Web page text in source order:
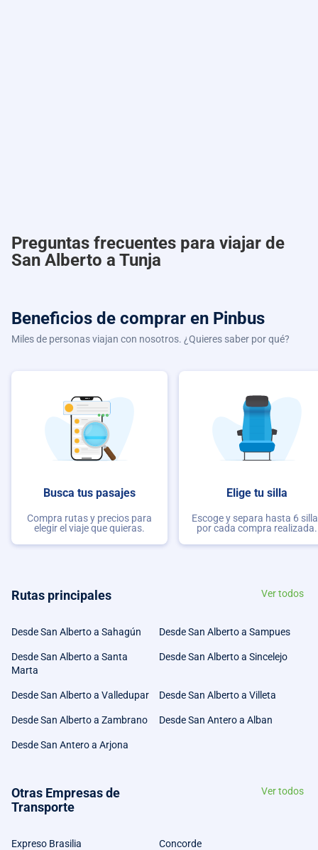
Preguntas frecuentes para viajar de
San Alberto a Tunja
Beneficios de comprar en Pinbus
Miles de personas viajan con nosotros. ¿Quieres saber por qué?
Busca tus pasajes
Compra rutas y precios para
elegir el viaje que quieras.
Elige tu silla
Escoge y separa hasta 6
por cada compra realizada.
Rutas principales Ver todos
Desde San Alberto a Sahagún Desde San Alberto a Sampues
Desde San Alberto a Santa
Marta
Desde San Alberto a Sincelejo
Desde San Alberto a Valledupar Desde San Alberto a Villeta
Desde San Alberto a Zambrano Desde San Antero a Alban
Desde San Antero a Arjona
Otras Empresas de
Transporte
Ver todos
Expreso Brasilia Concorde